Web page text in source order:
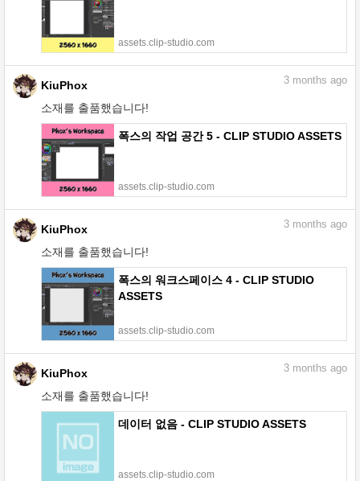
assets.clip-studio.com
KiuPhox
소재를 출품했습니다!
3 months ago
폭스의 작업 공간 5 - CLIP STUDIO ASSETS
assets.clip-studio.com
KiuPhox
소재를 출품했습니다!
3 months ago
폭스의 워크스페이스 4 - CLIP STUDIO
ASSETS
assets.clip-studio.com
KiuPhox
소재를 출품했습니다!
3 months ago
데이터 없음 - CLIP STUDIO ASSETS
assets.clip-studio.com